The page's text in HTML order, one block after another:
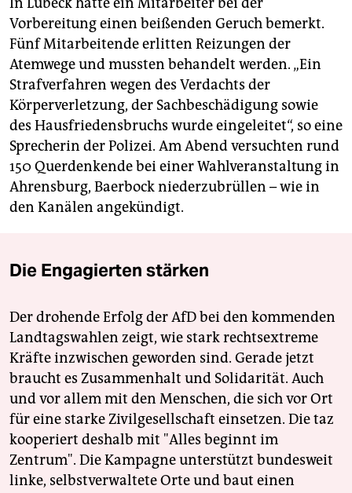
Vorbereitung einen beißenden Geruch bemerkt.
Fünf Mitarbeitende erlitten Reizungen der
Atemwege und mussten behandelt werden. „Ein
Strafverfahren wegen des Verdachts der
Körperverletzung, der Sachbeschädigung sowie
des Hausfriedensbruchs wurde eingeleitet“, so eine
Sprecherin der Polizei. Am Abend versuchten rund
150 Querdenkende bei einer Wahlveranstaltung in
Ahrensburg, Baerbock niederzubrüllen – wie in
den Kanälen angekündigt.
Die Engagierten stärken
Der drohende Erfolg der AfD bei den kommenden
Landtagswahlen zeigt, wie stark rechtsextreme
Kräfte inzwischen geworden sind. Gerade jetzt
braucht es Zusammenhalt und Solidarität. Auch
und vor allem mit den Menschen, die sich vor Ort
für eine starke Zivilgesellschaft einsetzen. Die taz
kooperiert deshalb mit "Alles beginnt im
Zentrum". Die Kampagne unterstützt bundesweit
linke, selbstverwaltete Orte und baut einen